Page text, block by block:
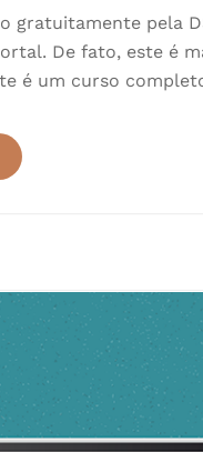
gratuitamente pela
De fato, este é
é um curso